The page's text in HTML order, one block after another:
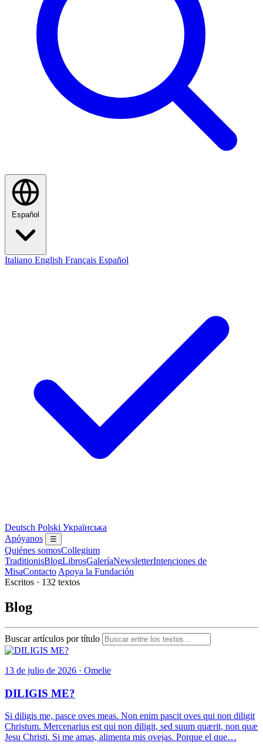
Español
Italiano English Français Español
Deutsch Polski Українська
Apóyanos
☰
Quiénes somosCollegium
TraditionisBlogLibrosGaleríaNewsletterIntenciones de
MisaContacto Apoya la Fundación
Escritos · 132 textos
Blog
Buscar artículos por título
13 de julio de 2026 · Omelie
DILIGIS ME?
Si diligis me, pasce oves meas. Non enim pascit oves qui non diligit
Christum. Mercenarius est qui non diligit, sed suum quærit, non quæ
Jesu Christi. Si me amas, alimenta mis ovejas. Porque el que…